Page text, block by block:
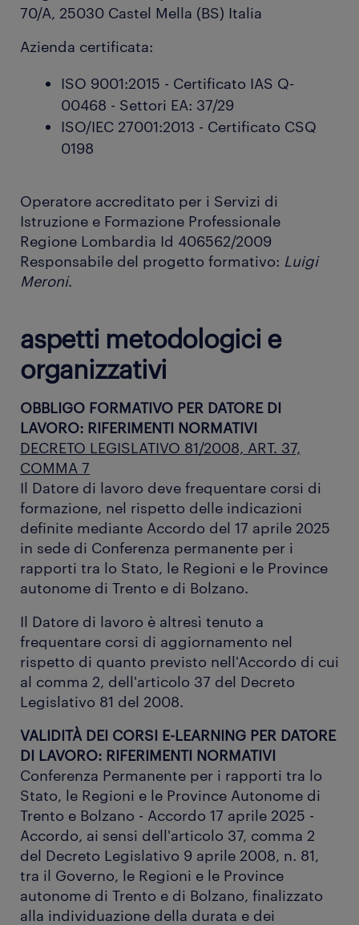
70/A, 25030 Castel Mella (BS) Italia
Azienda certificata:
ISO 9001:2015 - Certificato IAS Q-
00468 - Settori EA: 37/29
ISO/IEC 27001:2013 - Certificato CSQ
0198
Operatore accreditato per i Servizi di
Istruzione e Formazione Professionale
Regione Lombardia Id 406562/2009
Responsabile del progetto formativo: Luigi
Meroni.
aspetti metodologici e
organizzativi
OBBLIGO FORMATIVO PER DATORE DI
LAVORO: RIFERIMENTI NORMATIVI
DECRETO LEGISLATIVO 81/2008, ART. 37,
COMMA 7
Il Datore di lavoro deve frequentare corsi di
formazione, nel rispetto delle indicazioni
definite mediante Accordo del 17 aprile 2025
in sede di Conferenza permanente per i
rapporti tra lo Stato, le Regioni e le Province
autonome di Trento e di Bolzano.
Il Datore di lavoro è altresì tenuto a
frequentare corsi di aggiornamento nel
rispetto di quanto previsto nell'Accordo di cui
al comma 2, dell'articolo 37 del Decreto
Legislativo 81 del 2008.
VALIDITÀ DEI CORSI E-LEARNING PER DATORE
DI LAVORO: RIFERIMENTI NORMATIVI
Conferenza Permanente per i rapporti tra lo
Stato, le Regioni e le Province Autonome di
Trento e Bolzano - Accordo 17 aprile 2025 -
Accordo, ai sensi dell'articolo 37, comma 2
del Decreto Legislativo 9 aprile 2008, n. 81,
tra il Governo, le Regioni e le Province
autonome di Trento e di Bolzano, finalizzato
alla individuazione della durata e dei